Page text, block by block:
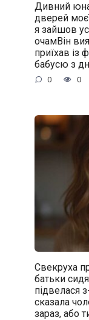
Дивний
дверей
я зайшов
очамВін
приїхав із
бабусю з
0 0
Свекруха
батьки
підвелася
сказала
зараз, або